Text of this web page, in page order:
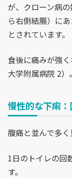
が、クローン病
ら右側結腸）に
とされています。
食後に痛みが強
大学附属病院 2）。
慢性的な下痢
腹痛と並んで多く
1日のトイレの回
す。